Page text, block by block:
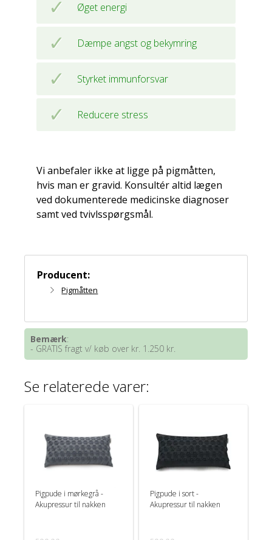
Øget energi
Dæmpe angst og bekymring
Styrket immunforsvar
Reducere stress
Vi anbefaler ikke at ligge på pigmåtten,
hvis man er gravid. Konsultér altid lægen
ved dokumenterede medicinske diagnoser
samt ved tvivlsspørgsmål.
Producent:
Pigmåtten
Bemærk:
- GRATIS fragt v/ køb over kr. 1.250 kr.
Se relaterede varer:
Pigpude i mørkegrå -
Akupressur til nakken
Pigpude i sort -
Akupressur til nakken